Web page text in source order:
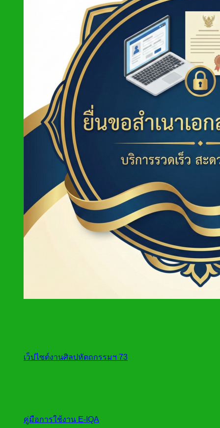
เว็ปไซต์งานศิลปหัตถกรรมฯ 73
คู่มือการใช้งาน E-IQA